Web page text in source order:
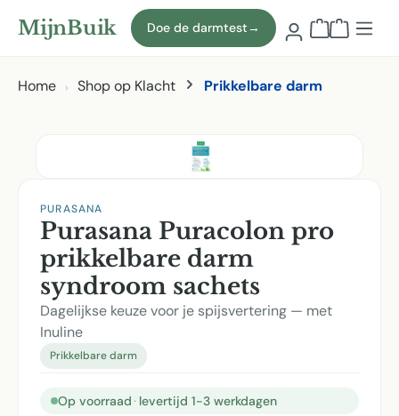
Naar hoofdinhoud
MijnBuik Doe de darmtest→
Home Shop op Klacht Prikkelbare darm
PURASANA
Purasana Puracolon pro
prikkelbare darm
syndroom sachets
Dagelijkse keuze voor je spijsvertering — met
Inuline
Prikkelbare darm
Op voorraad · levertijd 1-3 werkdagen